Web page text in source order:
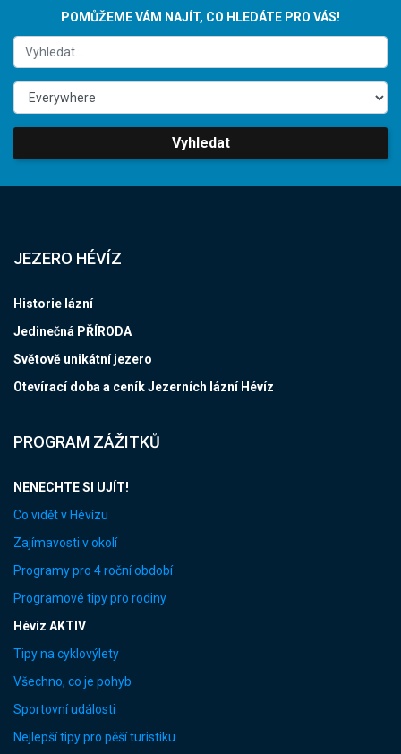
POMŮŽEME VÁM NAJÍT, CO HLEDÁTE PRO VÁS!
Vyhledat
JEZERO HÉVÍZ
Historie lázní
Jedinečná PŘÍRODA
Světově unikátní jezero
Otevírací doba a ceník Jezerních lázní Hévíz
PROGRAM ZÁŽITKŮ
NENECHTE SI UJÍT!
Co vidět v Hévízu
Zajímavosti v okolí
Programy pro 4 roční období
Programové tipy pro rodiny
Hévíz AKTIV
Tipy na cyklovýlety
Všechno, co je pohyb
Sportovní události
Nejlepší tipy pro pěší turistiku